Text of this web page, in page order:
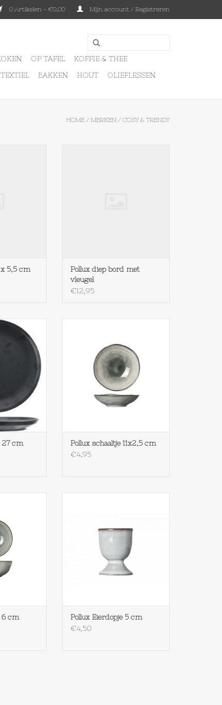
0 Artikelen - €0,00 Mijn account / Registreren
OP TAFEL
KOFFIE & THEE
TEXTIEL BAKKEN HOUT OLIEFLESSEN
HOME / MERKEN / COSY & TRENDY
x 5,5 cm
Pollux diep bord met
vleugel
€12,95
plat bord
27 cm
TOEVOEGEN AAN WINKELWAGEN
Pollux schaaltje 11x2,5 cm
€4,95
6 cm
Pollux Eierdopje 5 cm
€4,50